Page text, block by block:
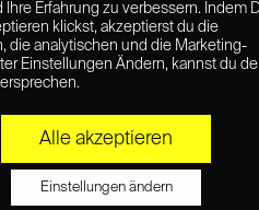
Read More »
Ihre Erfahrung zu verbessern. Indem
klickst, akzeptierst du die
die analytischen und die Marketing-
Einstellungen Ändern, kannst du
Alle akzeptieren
Einstellungen ändern